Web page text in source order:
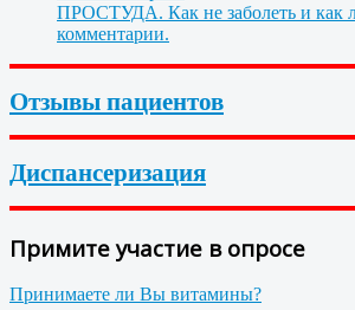
ПРОСТУДА. Как не заболеть и как
комментарии.
Отзывы пациентов
Диспансеризация
Примите участие в опросе
Принимаете ли Вы витамины?